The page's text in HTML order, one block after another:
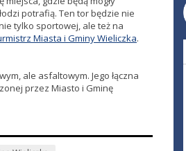
potrafią. Ten tor będzie nie
tylko sportowej, ale też na
Miasta i Gminy Wieliczka.
ale asfaltowym. Jego łączna
przez Miasto i Gminę